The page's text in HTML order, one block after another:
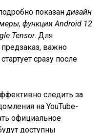
показандизайн
функции Android 12
Tensor. Для
важно
сразу после
следить за
на YouTube-
официальное
доступны